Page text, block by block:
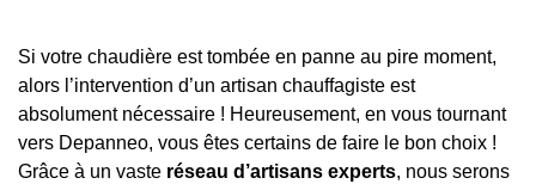
Si votre chaudière est tombée en panne au pire moment,
alors l’intervention d’un artisan chauffagiste est
absolument nécessaire ! Heureusement, en vous tournant
vers Depanneo, vous êtes certains de faire le bon choix !
Grâce à un vaste réseau d’artisans experts, nous serons